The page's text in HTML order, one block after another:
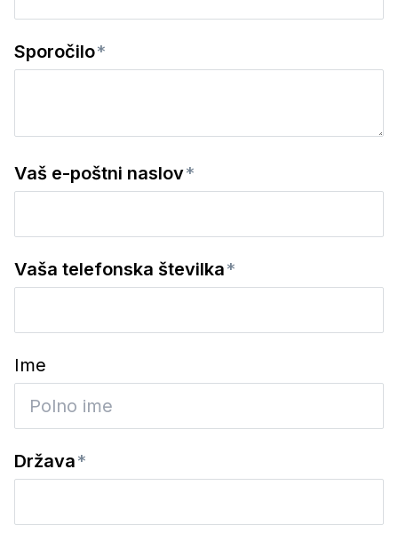
Sporočilo
Vaš e-poštni naslov
Vaša telefonska številka
Ime
Država